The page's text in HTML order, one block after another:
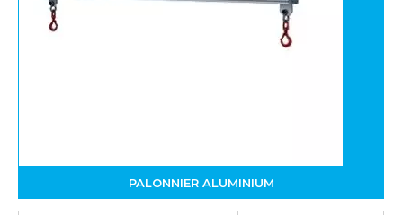
PALONNIER ALUMINIUM